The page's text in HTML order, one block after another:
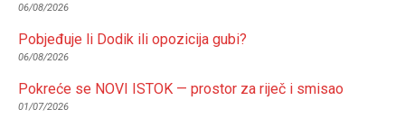
06/08/2026
Pobjeđuje li Dodik ili opozicija gubi?
06/08/2026
Pokreće se NOVI ISTOK — prostor za riječ i smisao
01/07/2026